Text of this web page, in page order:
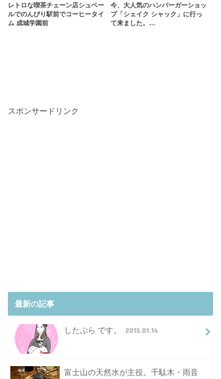
レトロな喫茶チェーン店シュベー
ルでのんびり駅前でコーヒータイ
ム 成城学園前
今、大人気のハンバーガーショッ
プ「シェイク シャック」に行っ
て来ました。…
スポンサードリンク
最新の記事
したぷら です。 2015.01.14
富士山の天然水が主役。千駄木・雨音